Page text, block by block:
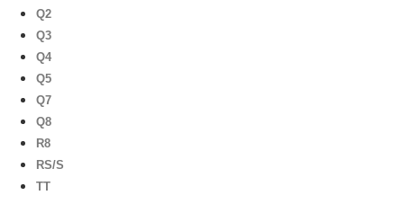
Q2
Q3
Q4
Q5
Q7
Q8
R8
RS/S
TT